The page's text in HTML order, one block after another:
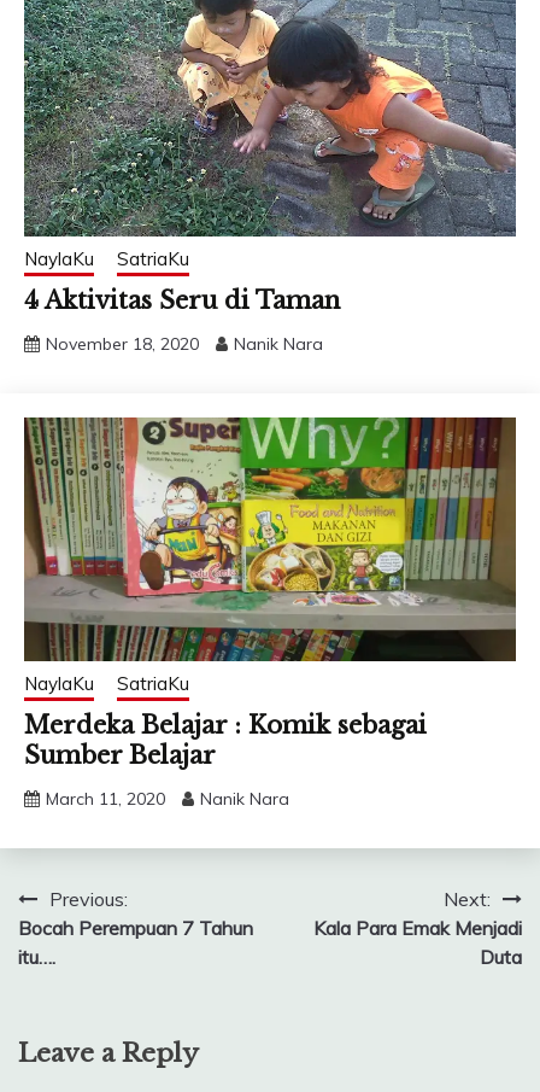
NaylaKu SatriaKu
4 Aktivitas Seru di Taman
November 18, 2020 Nanik Nara
NaylaKu SatriaKu
Merdeka Belajar : Komik sebagai
Sumber Belajar
March 11, 2020 Nanik Nara
Post
navigation
Previous:
Bocah Perempuan 7 Tahun
itu….
Next:
Kala Para Emak Menjadi
Duta
Leave a Reply